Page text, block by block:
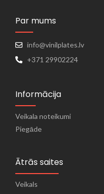
Par mums
info@vinilplates.lv
+371 29902224
Informācija
Veikala noteikumi
Piegāde
Ātrās saites
Veikals